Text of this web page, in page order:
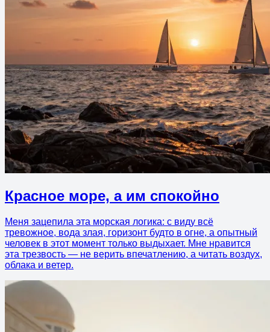
Красное море, а им спокойно
Меня зацепила эта морская логика: с виду всё
тревожное, вода злая, горизонт будто в огне, а опытный
человек в этот момент только выдыхает. Мне нравится
эта трезвость — не верить впечатлению, а читать воздух,
облака и ветер.